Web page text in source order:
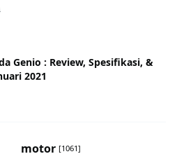
Genio : Review, Spesifikasi, &
2021
motor [1061]